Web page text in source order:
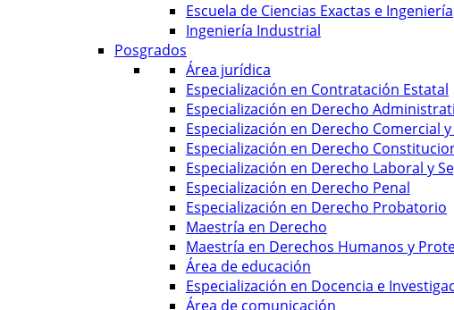
Escuela de Ciencias Exactas e Ingeniería
Ingeniería Industrial
Posgrados
Área jurídica
Especialización en Contratación Estatal
Especialización en Derecho
Especialización en Derecho Comercial
Especialización en Derecho
Especialización en Derecho Laboral y
Especialización en Derecho Penal
Especialización en Derecho Probatorio
Maestría en Derecho
Maestría en Derechos Humanos y
Área de educación
Especialización en Docencia e
Área de comunicación